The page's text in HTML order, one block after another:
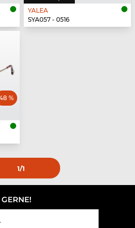
YALEA
SYA057 - 0516
%
1/1